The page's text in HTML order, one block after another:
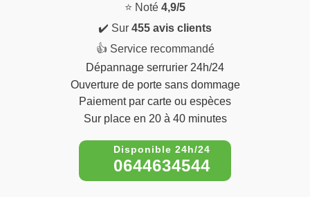
⭐ Noté 4,9/5
✔️ Sur 455 avis clients
👍 Service recommandé
Dépannage serrurier 24h/24
Ouverture de porte sans dommage
Paiement par carte ou espèces
Sur place en 20 à 40 minutes
0644634544